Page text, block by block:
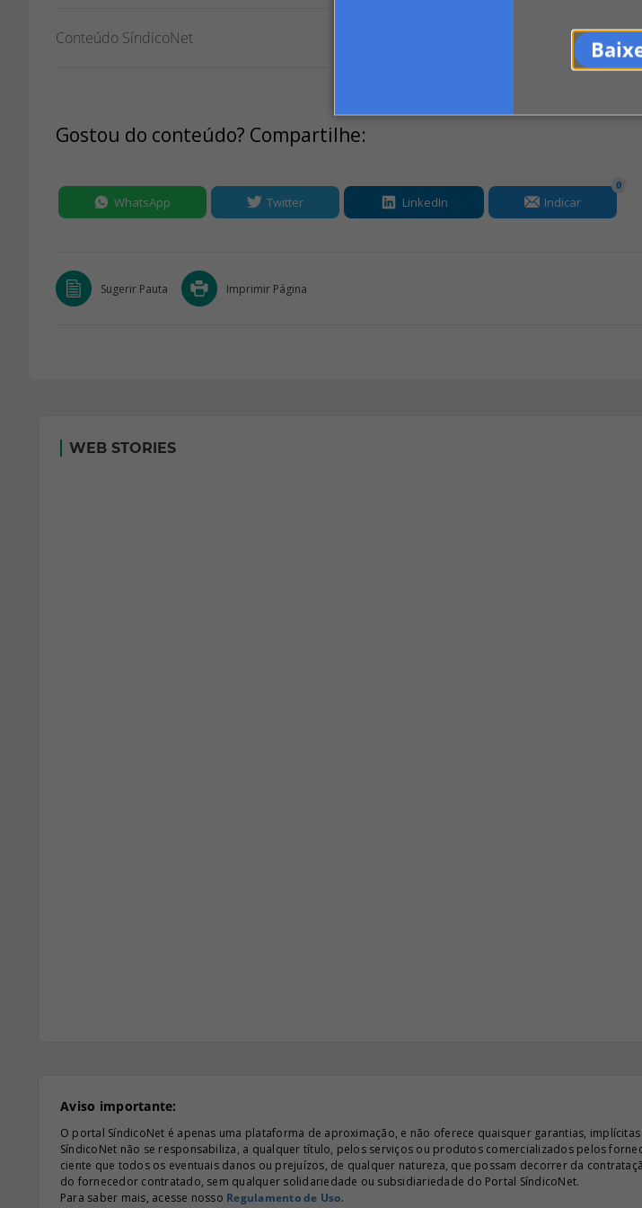
Conteúdo SíndicoNet
Gostou do conteúdo? Compartilhe:
WhatsApp Twitter LinkedIn Indicar
0
Sugerir Pauta Imprimir Página
WEB STORIES
Aviso importante:
O portal SíndicoNet é apenas uma plataforma de aproximação, e não oferece quaisquer garantias,
SíndicoNet não se responsabiliza, a qualquer título, pelos serviços ou produtos comercializados pelos
ciente que todos os eventuais danos ou prejuízos, de qualquer natureza, que possam decorrer da
do fornecedor contratado, sem qualquer solidariedade ou subsidiariedade do Portal SíndicoNet.
Para saber mais, acesse nosso Regulamento de Uso.